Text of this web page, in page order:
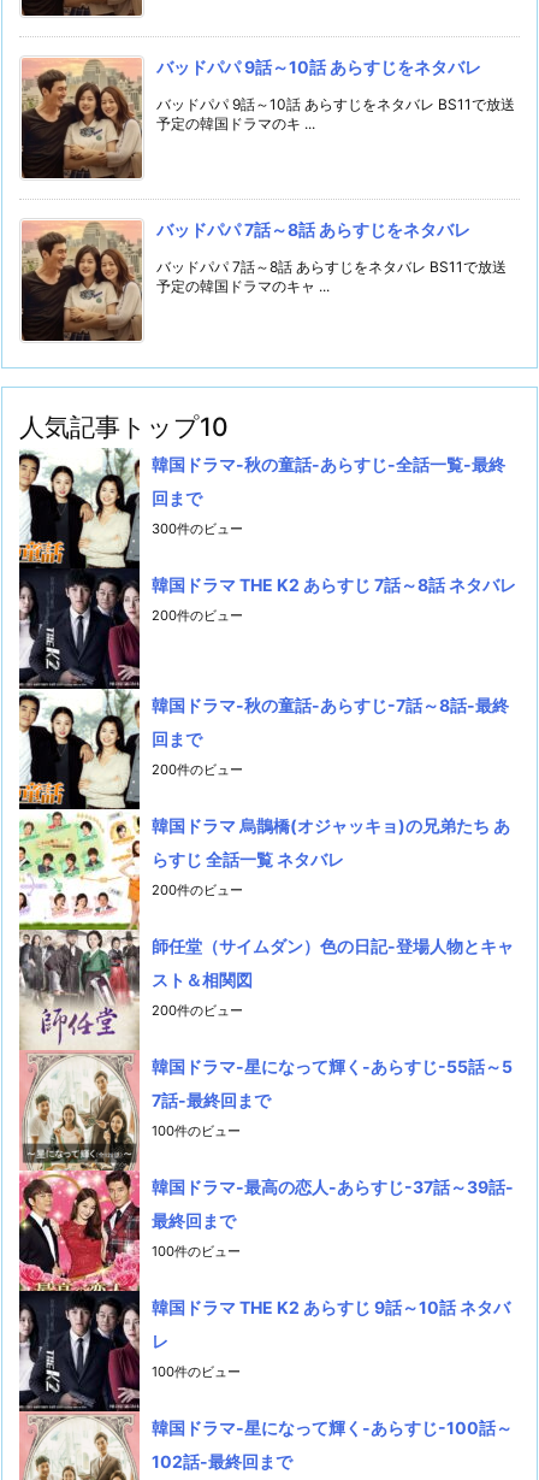
バッドパパ 9話～10話 あらすじをネタバレ
バッドパパ 9話～10話 あらすじをネタバレ BS11で放送
予定の韓国ドラマのキ ...
バッドパパ 7話～8話 あらすじをネタバレ
バッドパパ 7話～8話 あらすじをネタバレ BS11で放送
予定の韓国ドラマのキャ ...
人気記事トップ10
韓国ドラマ-秋の童話-あらすじ-全話一覧-最終
回まで
300件のビュー
韓国ドラマ THE K2 あらすじ 7話～8話 ネタバレ
200件のビュー
韓国ドラマ-秋の童話-あらすじ-7話～8話-最終
回まで
200件のビュー
韓国ドラマ 烏鵲橋(オジャッキョ)の兄弟たち あ
らすじ 全話一覧 ネタバレ
200件のビュー
師任堂（サイムダン）色の日記-登場人物とキャ
スト＆相関図
200件のビュー
韓国ドラマ-星になって輝く-あらすじ-55話～5
7話-最終回まで
100件のビュー
韓国ドラマ-最高の恋人-あらすじ-37話～39話-
最終回まで
100件のビュー
韓国ドラマ THE K2 あらすじ 9話～10話 ネタバ
レ
100件のビュー
韓国ドラマ-星になって輝く-あらすじ-100話～
102話-最終回まで